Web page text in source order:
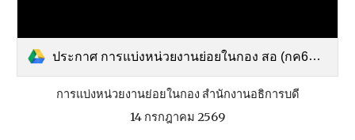
ประกาศ การแบ่งหน่วยงานย่อยในกอง สอ (กค69).pdf
การแบ่งหน่วยงานย่อยในกอง สำนักงานอธิการบดี
14 กรกฎาคม 2569